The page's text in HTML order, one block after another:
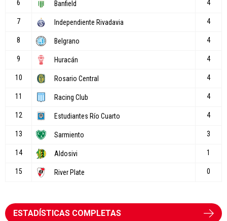
ESTADÍSTICAS COMPLETAS